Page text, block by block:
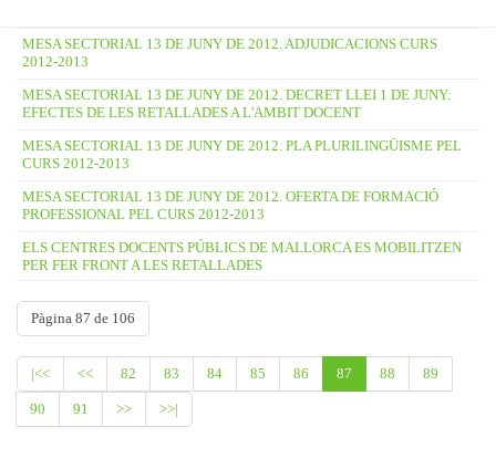
MESA SECTORIAL 13 DE JUNY DE 2012. ADJUDICACIONS CURS
2012-2013
MESA SECTORIAL 13 DE JUNY DE 2012. DECRET LLEI 1 DE JUNY:
EFECTES DE LES RETALLADES A L'AMBIT DOCENT
MESA SECTORIAL 13 DE JUNY DE 2012. PLA PLURILINGÜISME PEL
CURS 2012-2013
MESA SECTORIAL 13 DE JUNY DE 2012. OFERTA DE FORMACIÓ
PROFESSIONAL PEL CURS 2012-2013
ELS CENTRES DOCENTS PÚBLICS DE MALLORCA ES MOBILITZEN
PER FER FRONT A LES RETALLADES
Pàgina 87 de 106
|<< << 82 83 84 85 86 87 88 89
90 91 >> >>|